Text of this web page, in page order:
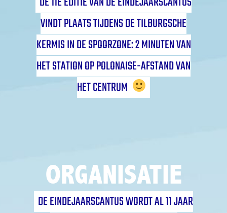
VINDT PLAATS TIJDENS DE TILBURGSCHE
KERMIS IN DE SPOORZONE: 2 MINUTEN VAN
HET STATION OP POLONAISE-AFSTAND VAN
HET CENTRUM
ORGANISATIE
DE EINDEJAARSCANTUS WORDT AL 11 JAAR